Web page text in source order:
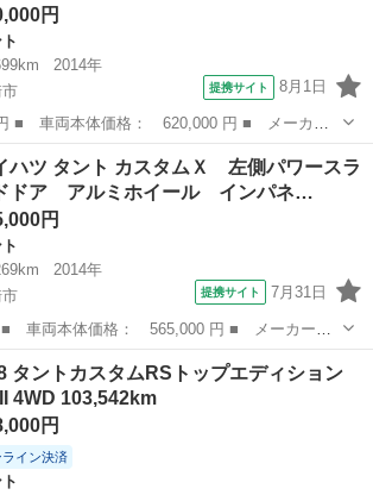
円
2014年
提携サイト 8月1日
名： タント ■ グレード名： カスタムＲ
バックカメラ 衝突軽減装置 両側電動ド
タント
ハツ タント カスタムＸ 左側パワースラ
ドア アルミホイール インパネ…
円
2014年
提携サイト 7月31日
名： タント ■ グレード名： カスタム
ドドア アルミホイール インパネオートマ
タント
タントカスタムRSトップエディション
4WD 103,542km
円
ライン決済